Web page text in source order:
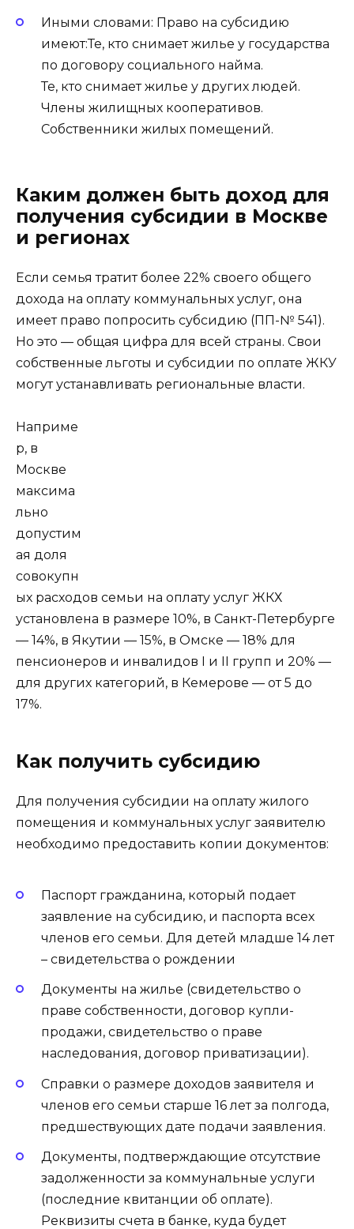
Иными словами: Право на субсидию
имеют:Те, кто снимает жилье у государства
по договору социального найма.
Те, кто снимает жилье у других людей.
Члены жилищных кооперативов.
Собственники жилых помещений.
Каким должен быть доход для
получения субсидии в Москве
и регионах
Если семья тратит более 22% своего общего
дохода на оплату коммунальных услуг, она
имеет право попросить субсидию (ПП-№ 541).
Но это — общая цифра для всей страны. Свои
собственные льготы и субсидии по оплате ЖКУ
могут устанавливать региональные власти.
Наприме
р, в
Москве
максима
льно
допустим
ая доля
совокупн
ых расходов семьи на оплату услуг ЖКХ
установлена в размере 10%, в Санкт-Петербурге
— 14%, в Якутии — 15%, в Омске — 18% для
пенсионеров и инвалидов I и II групп и 20% —
для других категорий, в Кемерове — от 5 до
17%.
Как получить субсидию
Для получения субсидии на оплату жилого
помещения и коммунальных услуг заявителю
необходимо предоставить копии документов:
Паспорт гражданина, который подает
заявление на субсидию, и паспорта всех
членов его семьи. Для детей младше 14 лет
– свидетельства о рождении
Документы на жилье (свидетельство о
праве собственности, договор купли-
продажи, свидетельство о праве
наследования, договор приватизации).
Справки о размере доходов заявителя и
членов его семьи старше 16 лет за полгода,
предшествующих дате подачи заявления.
Документы, подтверждающие отсутствие
задолженности за коммунальные услуги
(последние квитанции об оплате).
Реквизиты счета в банке, куда будет